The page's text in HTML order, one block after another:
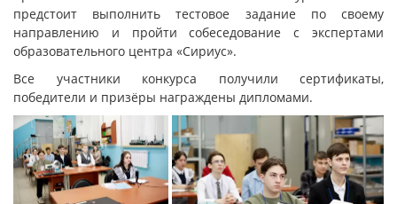
предстоит выполнить тестовое задание по своему
направлению и пройти собеседование с экспертами
образовательного центра «Сириус».
Все участники конкурса получили сертификаты,
победители и призёры награждены дипломами.